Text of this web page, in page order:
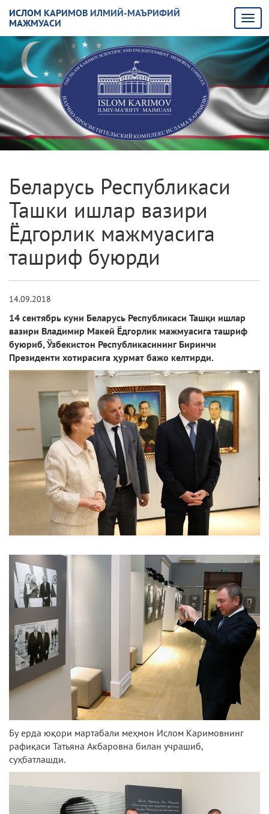
ИСЛОМ КАРИМОВ ИЛМИЙ-МАЪРИФИЙ
МАЖМУАСИ
Беларусь Республикаси
Ташки ишлар вазири
Ёдгорлик мажмуасига
ташриф буюрди
14.09.2018
14 сентябрь куни Беларусь Республикаси Ташқи ишлар
вазири Владимир Макей Ёдгорлик мажмуасига ташриф
буюриб, Ўзбекистон Республикасининг Биринчи
Президенти хотирасига ҳурмат бажо келтирди.
Бу ерда юқори мартабали меҳмон Ислом Каримовнинг
рафиқаси Татьяна Акбаровна билан учрашиб,
суҳбатлашди.